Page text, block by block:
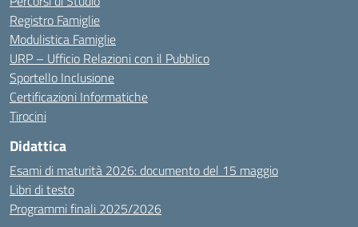
Registro Famiglie
Modulistica Famiglie
URP – Ufficio Relazioni con il Pubblico
Sportello Inclusione
Certificazioni Informatiche
Tirocini
Didattica
Esami di maturità 2026: documento del 15 maggio
Libri di testo
Programmi finali 2025/2026